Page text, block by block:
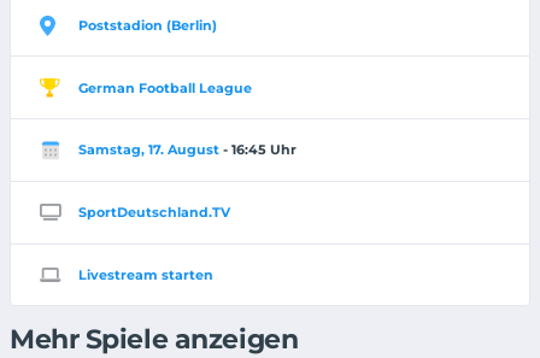
Poststadion (Berlin)
German Football League
Samstag, 17. August - 16:45 Uhr
SportDeutschland.TV
Livestream starten
Mehr Spiele anzeigen